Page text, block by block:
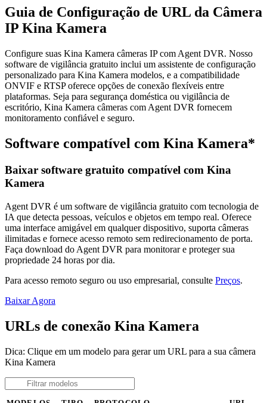
Guia de Configuração de URL da Câmera
IP Kina Kamera
Configure suas Kina Kamera câmeras IP com Agent DVR. Nosso
software de vigilância gratuito inclui um assistente de configuração
personalizado para Kina Kamera modelos, e a compatibilidade
ONVIF e RTSP oferece opções de conexão flexíveis entre
plataformas. Seja para segurança doméstica ou vigilância de
escritório, Kina Kamera câmeras com Agent DVR fornecem
monitoramento confiável e seguro.
Software compatível com Kina Kamera*
Baixar software gratuito compatível com Kina
Kamera
Agent DVR é um software de vigilância gratuito com tecnologia de
IA que detecta pessoas, veículos e objetos em tempo real. Oferece
uma interface amigável em qualquer dispositivo, suporta câmeras
ilimitadas e fornece acesso remoto sem redirecionamento de porta.
Faça download do Agent DVR para monitorar e proteger sua
propriedade 24 horas por dia.
Para acesso remoto seguro ou uso empresarial, consulte Preços.
Baixar Agora
URLs de conexão Kina Kamera
Dica: Clique em um modelo para gerar um URL para a sua câmera
Kina Kamera